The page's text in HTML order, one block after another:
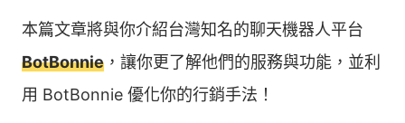
本篇文章將與你介紹台灣知名的聊天機器人平台
BotBonnie ，讓你更了解他們的服務與功能，並利
用 BotBonnie 優化你的行銷手法！